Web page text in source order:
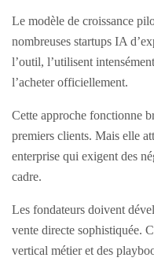
Le modèle de croissance
nombreuses startups IA
l’outil, l’utilisent
l’acheter officiellement.
Cette approche fonctionne
premiers clients. Mais elle
enterprise qui exigent des
cadre.
Les fondateurs doivent
vente directe sophistiquée.
vertical métier et des